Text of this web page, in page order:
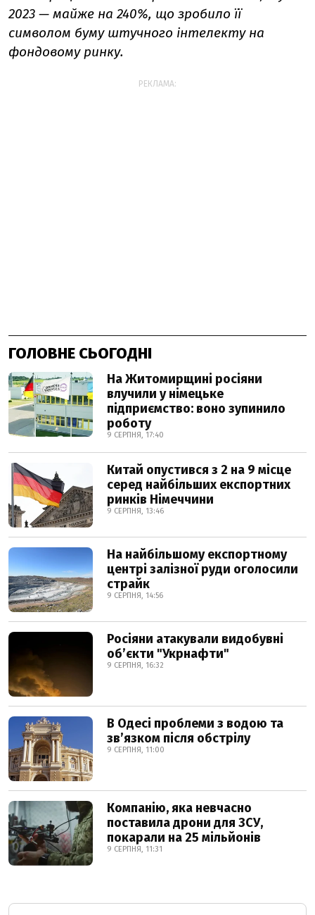
2023 — майже на 240%, що зробило її
символом буму штучного інтелекту на
фондовому ринку.
РЕКЛАМА:
ГОЛОВНЕ СЬОГОДНІ
На Житомирщині росіяни
влучили у німецьке
підприємство: воно зупинило
роботу
9 СЕРПНЯ, 17:40
Китай опустився з 2 на 9 місце
серед найбільших експортних
ринків Німеччини
9 СЕРПНЯ, 13:46
На найбільшому експортному
центрі залізної руди оголосили
страйк
9 СЕРПНЯ, 14:56
Росіяни атакували видобувні
обʼєкти "Укрнафти"
9 СЕРПНЯ, 16:32
В Одесі проблеми з водою та
звʼязком після обстрілу
9 СЕРПНЯ, 11:00
Компанію, яка невчасно
поставила дрони для ЗСУ,
покарали на 25 мільйонів
9 СЕРПНЯ, 11:31